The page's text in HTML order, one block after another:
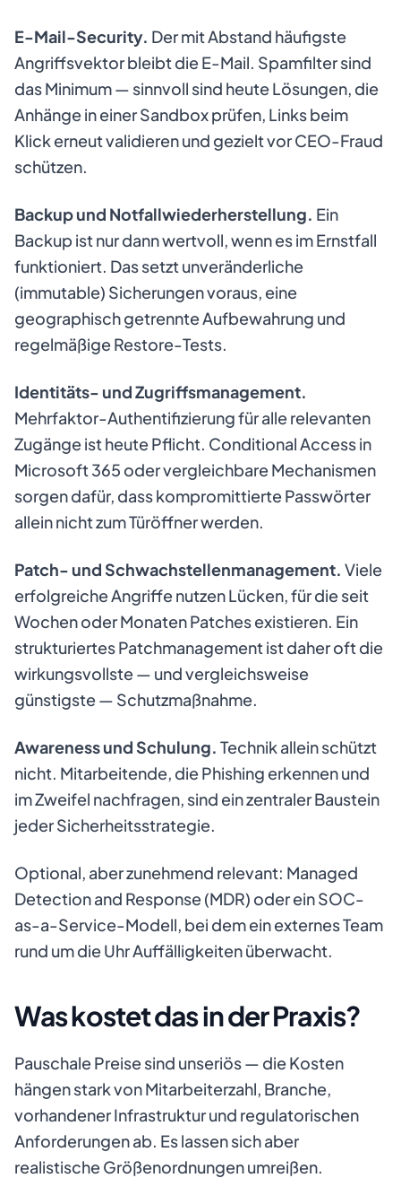
E-Mail-Security. Der mit Abstand häufigste
Angriffsvektor bleibt die E-Mail. Spamfilter sind
das Minimum — sinnvoll sind heute Lösungen, die
Anhänge in einer Sandbox prüfen, Links beim
Klick erneut validieren und gezielt vor CEO-Fraud
schützen.
Backup und Notfallwiederherstellung. Ein
Backup ist nur dann wertvoll, wenn es im Ernstfall
funktioniert. Das setzt unveränderliche
(immutable) Sicherungen voraus, eine
geographisch getrennte Aufbewahrung und
regelmäßige Restore-Tests.
Identitäts- und Zugriffsmanagement.
Mehrfaktor-Authentifizierung für alle relevanten
Zugänge ist heute Pflicht. Conditional Access in
Microsoft 365 oder vergleichbare Mechanismen
sorgen dafür, dass kompromittierte Passwörter
allein nicht zum Türöffner werden.
Patch- und Schwachstellenmanagement. Viele
erfolgreiche Angriffe nutzen Lücken, für die seit
Wochen oder Monaten Patches existieren. Ein
strukturiertes Patchmanagement ist daher oft die
wirkungsvollste — und vergleichsweise
günstigste — Schutzmaßnahme.
Awareness und Schulung. Technik allein schützt
nicht. Mitarbeitende, die Phishing erkennen und
im Zweifel nachfragen, sind ein zentraler Baustein
jeder Sicherheitsstrategie.
Optional, aber zunehmend relevant: Managed
Detection and Response (MDR) oder ein SOC-
as-a-Service-Modell, bei dem ein externes Team
rund um die Uhr Auffälligkeiten überwacht.
Was kostet das in der Praxis?
Pauschale Preise sind unseriös — die Kosten
hängen stark von Mitarbeiterzahl, Branche,
vorhandener Infrastruktur und regulatorischen
Anforderungen ab. Es lassen sich aber
realistische Größenordnungen umreißen.